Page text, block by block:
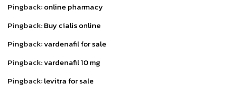
Pingback:online pharmacy
Pingback:Buy cialis online
Pingback:vardenafil for sale
Pingback:vardenafil 10 mg
Pingback:levitra for sale